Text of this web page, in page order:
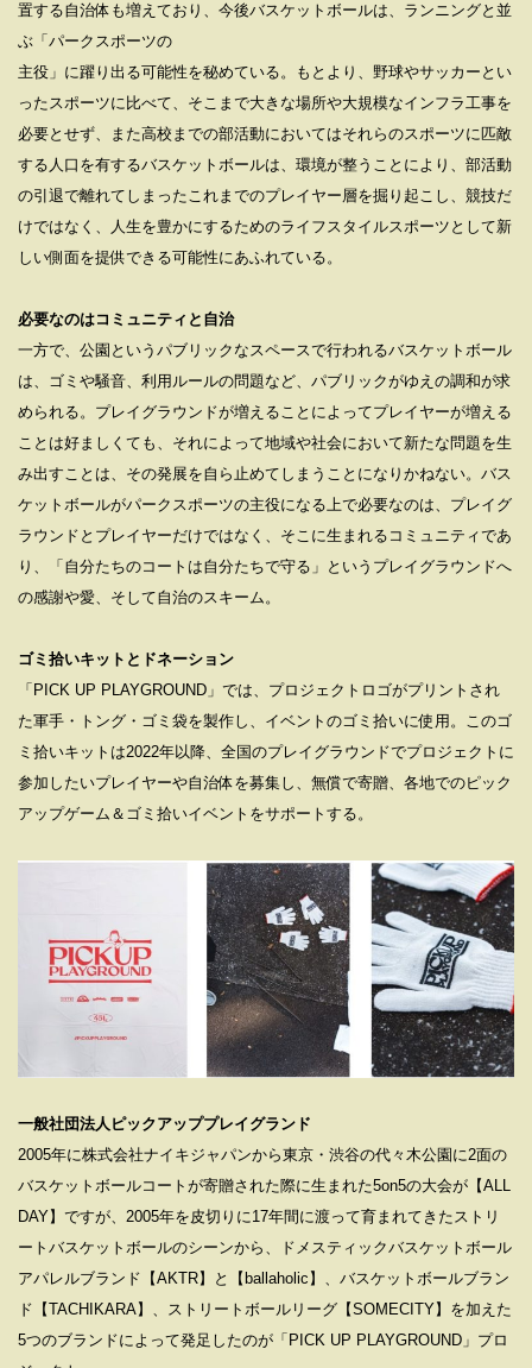
置する⾃治体も増えており、今後バスケットボールは、ランニングと並
ぶ「パークスポーツの
主役」に躍り出る可能性を秘めている。もとより、野球やサッカーとい
ったスポーツに⽐べて、そこまで⼤きな場所や⼤規模なインフラ⼯事を
必要とせず、また⾼校までの部活動においてはそれらのスポーツに匹敵
する⼈⼝を有するバスケットボールは、環境が整うことにより、部活動
の引退で離れてしまったこれまでのプレイヤー層を掘り起こし、競技だ
けではなく、⼈⽣を豊かにするためのライフスタイルスポーツとして新
しい側⾯を提供できる可能性にあふれている。
必要なのはコミュニティと⾃治
⼀⽅で、公園というパブリックなスペースで⾏われるバスケットボール
は、ゴミや騒⾳、利⽤ルールの問題など、パブリックがゆえの調和が求
められる。プレイグラウンドが増えることによってプレイヤーが増える
ことは好ましくても、それによって地域や社会において新たな問題を⽣
み出すことは、その発展を⾃ら⽌めてしまうことになりかねない。バス
ケットボールがパークスポーツの主役になる上で必要なのは、プレイグ
ラウンドとプレイヤーだけではなく、そこに⽣まれるコミュニティであ
り、「⾃分たちのコートは⾃分たちで守る」というプレイグラウンドへ
の感謝や愛、そして⾃治のスキーム。
ゴミ拾いキットとドネーション
「PICK UP PLAYGROUND」では、プロジェクトロゴがプリントされ
た軍⼿・トング・ゴミ袋を製作し、イベントのゴミ拾いに使⽤。このゴ
ミ拾いキットは2022年以降、全国のプレイグラウンドでプロジェクトに
参加したいプレイヤーや⾃治体を募集し、無償で寄贈、各地でのピック
アップゲーム＆ゴミ拾いイベントをサポートする。
⼀般社団法⼈ピックアッププレイグランド
2005年に株式会社ナイキジャパンから東京・渋⾕の代々⽊公園に2⾯の
バスケットボールコートが寄贈された際に⽣まれた5on5の⼤会が【ALL
DAY】ですが、2005年を⽪切りに17年間に渡って育まれてきたストリ
ートバスケットボールのシーンから、ドメスティックバスケットボール
アパレルブランド【AKTR】と【ballaholic】、バスケットボールブラン
ド【TACHIKARA】、ストリートボールリーグ【SOMECITY】を加えた
5つのブランドによって発⾜したのが「PICK UP PLAYGROUND」プロ